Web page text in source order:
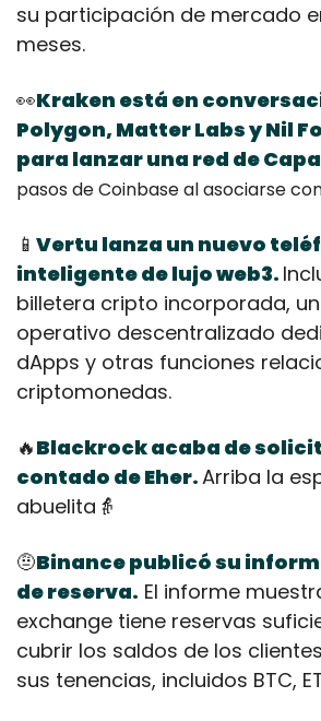
su participación de mercado
meses.
👀Kraken está en
Polygon, Matter Labs y Nil
para lanzar una red de Capa
pasos de Coinbase al asociarse
📱 Vertu lanza un nuevo
inteligente de lujo web3.
billetera cripto incorporada,
operativo descentralizado
dApps y otras funciones
criptomonedas.
🔥Blackrock acaba de
contado de Eher. Arriba la
abuelita 👵
🤨Binance publicó su
de reserva. El informe
exchange tiene reservas
cubrir los saldos de los
sus tenencias, incluidos BTC,